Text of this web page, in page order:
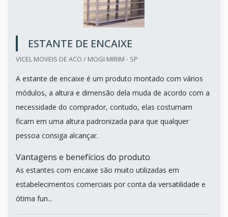
ESTANTE DE ENCAIXE
VICEL MOVEIS DE ACO / MOGI MIRIM - SP
A estante de encaixe é um produto montado com vários
módulos, a altura e dimensão dela muda de acordo com a
necessidade do comprador, contudo, elas costumam
ficam em uma altura padronizada para que qualquer
pessoa consiga alcançar.
Vantagens e benefícios do produto
As estantes com encaixe são muito utilizadas em
estabelecimentos comerciais por conta da versatilidade e
ótima fun...